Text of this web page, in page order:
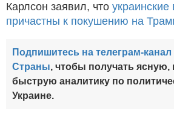
Карлсон заявил, что
причастны к покушению на
Подпишитесь на телеграм-
Страны, чтобы получать ясную,
быструю аналитику по
Украине.